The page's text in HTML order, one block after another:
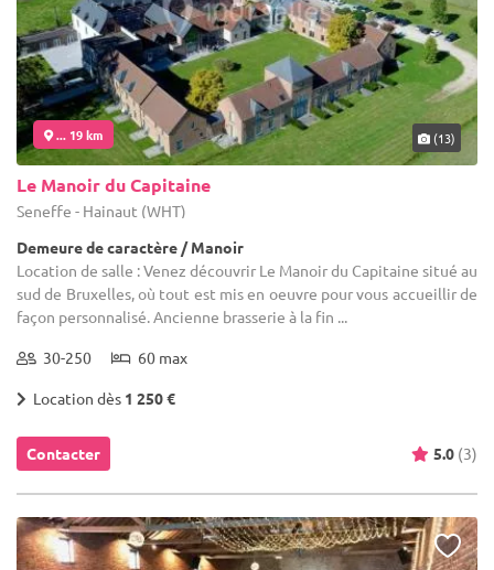
... 19 km (13)
Le Manoir du Capitaine
Seneffe - Hainaut (WHT)
Demeure de caractère / Manoir
Location de salle : Venez découvrir Le Manoir du Capitaine situé au
sud de Bruxelles, où tout est mis en oeuvre pour vous accueillir de
façon personnalisé. Ancienne brasserie à la fin ...
30-250 60 max
Location dès 1 250 €
Contacter 5.0 (3)